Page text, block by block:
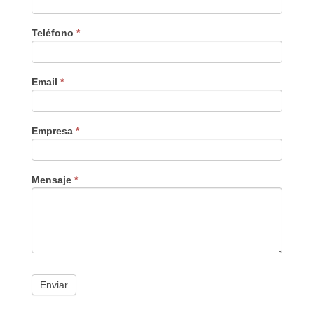
Teléfono *
Email *
Empresa *
Mensaje *
Enviar